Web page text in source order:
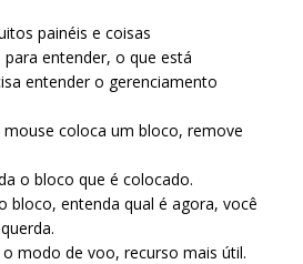
painéis e coisas
entender, o que está
entender o gerenciamento
coloca um bloco, remove
o bloco que é colocado.
bloco, entenda qual é agora, você
modo de voo, recurso mais útil.